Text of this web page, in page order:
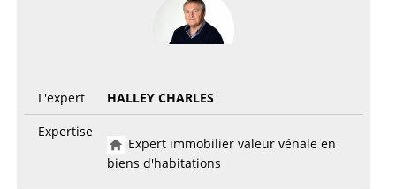
L'expert
HALLEY CHARLES
Expertise
Expert immobilier valeur vénale en
biens d'habitations